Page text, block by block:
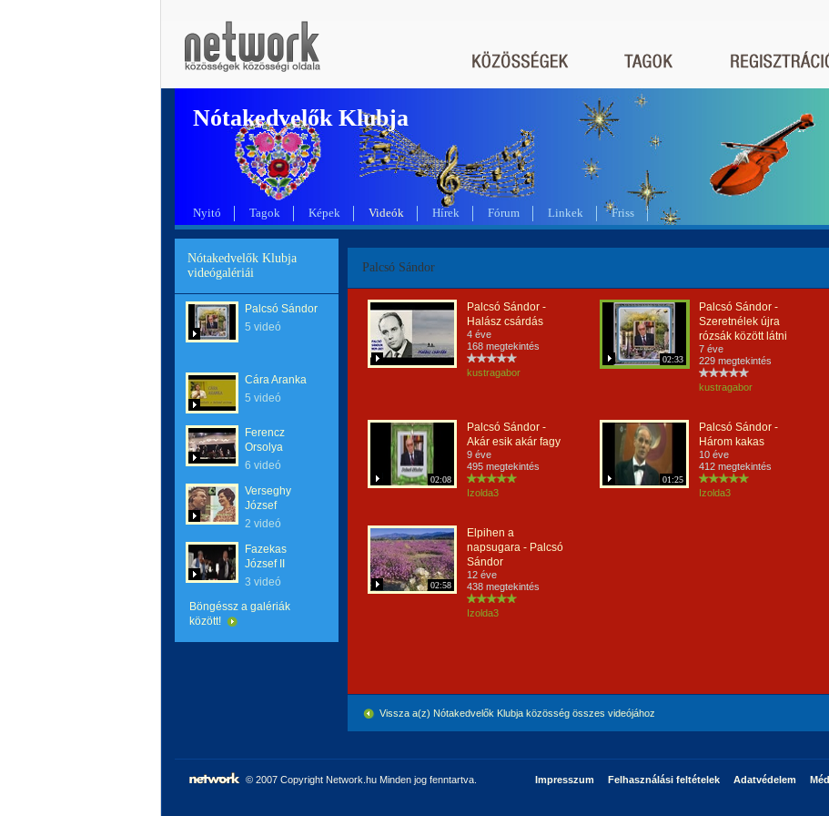
Nótakedvelők Klubja
Nyitó Tagok Képek Videók Hírek Fórum Linkek Friss
Nótakedvelők Klubja
videógalériái
Palcsó Sándor
5 videó
Cára Aranka
5 videó
Ferencz
Orsolya
6 videó
Verseghy
József
2 videó
Fazekas
József II
3 videó
Böngéssz a galériák
között!
Palcsó Sándor
Palcsó Sándor -
Halász csárdás
4 éve
168 megtekintés
kustragabor
02:33
Palcsó Sándor -
Szeretnélek újra
rózsák között látni
7 éve
229 megtekintés
kustragabor
02:08
Palcsó Sándor -
Akár esik akár fagy
9 éve
495 megtekintés
Izolda3
01:25
Palcsó Sándor -
Három kakas
10 éve
412 megtekintés
Izolda3
02:58
Elpihen a
napsugara - Palcsó
Sándor
12 éve
438 megtekintés
Izolda3
Vissza a(z) Nótakedvelők Klubja közösség összes videójához
© 2007 Copyright Network.hu Minden jog fenntartva. Impresszum Felhasználási feltételek Adatvédelem